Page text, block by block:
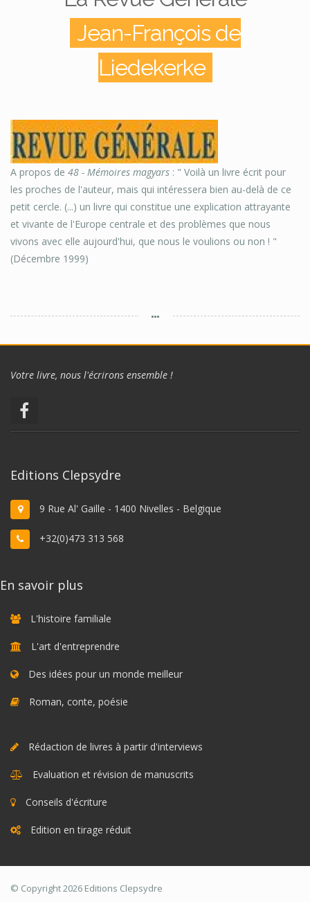
Jean-François de
Liedekerke
A propos de 48 - Mémoires magyars : " Voilà un livre écrit pour
les proches de l'auteur, mais qui intéressera bien au-delà de ce
petit cercle. (...) un livre qui constitue une explication attrayante
et vivante de l'Europe centrale et des problèmes que nous
vivons avec elle aujourd'hui, que nous le voulions ou non ! "
(Décembre 1999)
Votre livre, nous l'écrirons ensemble !
Editions Clepsydre
9 Rue Al' Gaille - 1400 Nivelles - Belgique
+32(0)473 313 568
En savoir plus
L'histoire familiale
L'art d'entreprendre
Des idées pour un monde meilleur
Roman, conte, poésie
Rédaction de livres à partir d'interviews
Evaluation et révision de manuscrits
Conseils d'écriture
Edition en tirage réduit
© Copyright 2026 Editions Clepsydre